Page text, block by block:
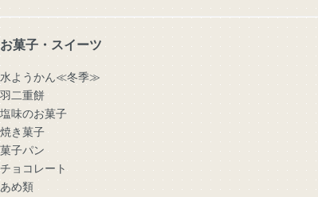
お菓子・スイーツ
水ようかん≪冬季≫
羽二重餅
塩味のお菓子
焼き菓子
菓子パン
チョコレート
あめ類